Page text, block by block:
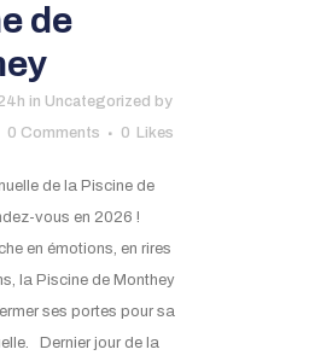
de
in Uncategorized by
0 Comments 0 Likes
de la Piscine de
vous en 2026 !
en émotions, en rires
la Piscine de Monthey
ses portes pour sa
Dernier jour de la